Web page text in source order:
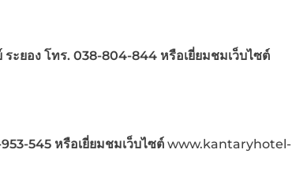
ระยอง โทร. 038-804-844 หรือเยี่ยมชมเว็บไซต์
545 หรือเยี่ยมชมเว็บไซต์ www.kantaryhotel-